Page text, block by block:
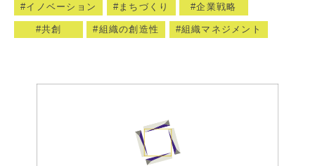
イノベーション まちづくり 企業戦略
共創 組織の創造性 組織マネジメント